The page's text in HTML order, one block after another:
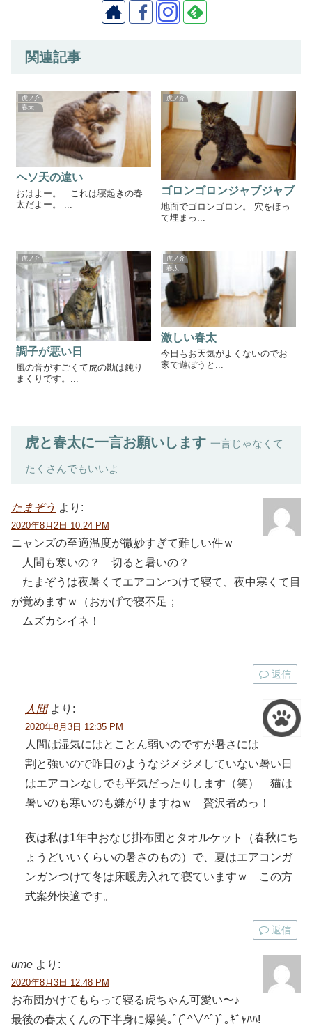
関連記事
虎ノ介
春太
ヘソ天の違い
おはよー。 これは寝起きの春
太だよー。 ...
虎ノ介
ゴロンゴロンジャブジャブ
地面でゴロンゴロン。 穴をほっ
て埋まっ...
虎ノ介
調子が悪い日
風の音がすごくて虎の勘は鈍り
まくりです。...
虎ノ介
春太
激しい春太
今日もお天気がよくないのでお
家で遊ぼうと...
虎と春太に一言お願いします 一言じゃなくて
たくさんでもいいよ
たまぞう より:
2020年8月2日 10:24 PM
ニャンズの至適温度が微妙すぎて難しい件ｗ
人間も寒いの？ 切ると暑いの？
たまぞうは夜暑くてエアコンつけて寝て、夜中寒くて目
が覚めますｗ（おかげで寝不足；
ムズカシイネ！
返信
人間 より:
2020年8月3日 12:35 PM
人間は湿気にはとことん弱いのですが暑さには
割と強いので昨日のようなジメジメしていない暑い日
はエアコンなしでも平気だったりします（笑） 猫は
暑いのも寒いのも嫌がりますねｗ 贅沢者めっ！
夜は私は1年中おなじ掛布団とタオルケット（春秋にち
ょうどいいくらいの暑さのもの）で、夏はエアコンガ
ンガンつけて冬は床暖房入れて寝ていますｗ この方
式案外快適です。
返信
ume より:
2020年8月3日 12:48 PM
お布団かけてもらって寝る虎ちゃん可愛い〜♪
最後の春太くんの下半身に爆笑｡ﾟ(ﾟ^∀^ﾟ)ﾟ｡ｷﾞｬﾊﾊ!